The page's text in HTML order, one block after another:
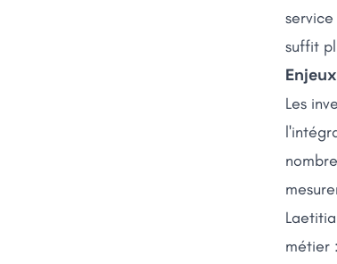
suffit
Les
métier